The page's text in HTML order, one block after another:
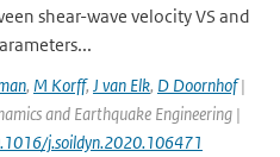
shear-wave velocity VS and
, M Korff, J van Elk, D Doornhof|
and Earthquake Engineering |
j.soildyn.2020.106471